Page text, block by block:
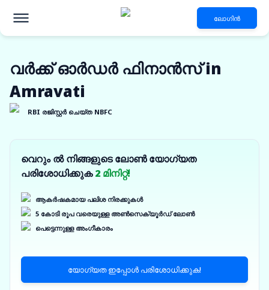
ലോഗിൻ
വർക്ക് ഓർഡർ ഫിനാൻസ് in
Amravati
RBI രജിസ്റ്റർ ചെയ്ത NBFC
വെറും ൽ നിങ്ങളുടെ ലോൺ യോഗ്യത
പരിശോധിക്കുക2 മിനിറ്റ്!
ആകർഷകമായ പലിശ നിരക്കുകൾ
5 കോടി രൂപ വരെയുള്ള അൺസെക്യൂർഡ് ലോൺ
പെട്ടെന്നുള്ള അംഗീകാരം
യോഗ്യത ഇപ്പോൾ പരിശോധിക്കുക!